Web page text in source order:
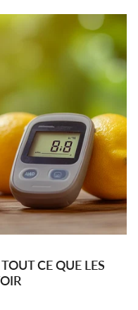
CE QUE LES